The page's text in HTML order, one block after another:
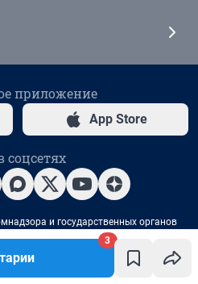
3
приложение
App Store
и государственных органов
службой по надзору в сфере связи,
и массовых коммуникаций